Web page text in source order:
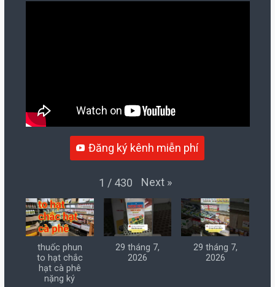
Đăng ký kênh miễn phí
1 / 430 Next »
thuốc phun
to hạt chắc
hạt cà phê
nặng ký
29 tháng 7,
2026
29 tháng 7,
2026